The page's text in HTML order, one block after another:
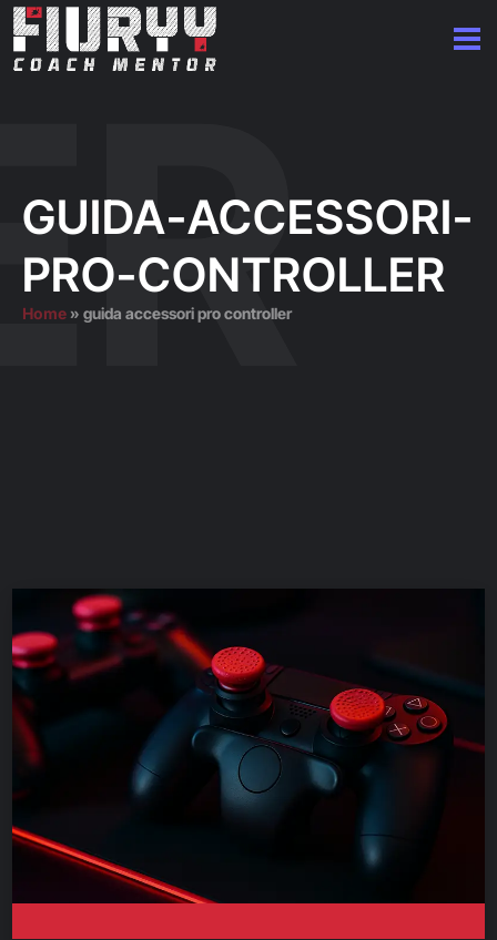
GUIDA-ACCESSORI-
PRO-CONTROLLER
Home » guida accessori pro controller